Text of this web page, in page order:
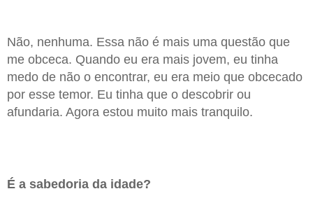
Não, nenhuma. Essa não é mais uma questão que
me obceca. Quando eu era mais jovem, eu tinha
medo de não o encontrar, eu era meio que obcecado
por esse temor. Eu tinha que o descobrir ou
afundaria. Agora estou muito mais tranquilo.
É a sabedoria da idade?